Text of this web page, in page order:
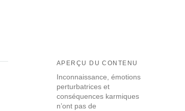
APERÇU DU CONTENU
Inconnaissance, émotions
perturbatrices et
conséquences karmiques
n’ont pas de